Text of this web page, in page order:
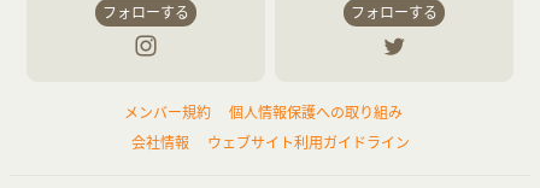
フォローする フォローする
メンバー規約
個人情報保護への取り組み
会社情報
ウェブサイト利用ガイドライン